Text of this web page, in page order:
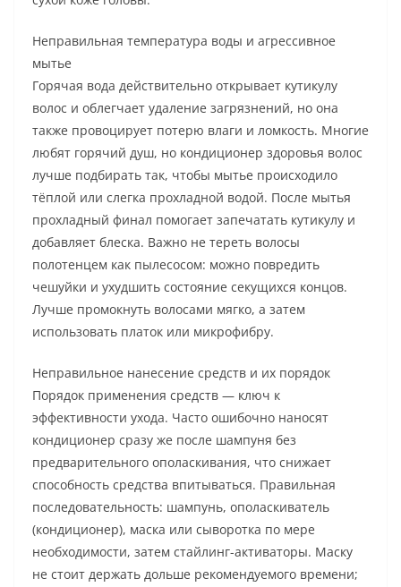
Неправильная температура воды и агрессивное
мытье
Горячая вода действительно открывает кутикулу
волос и облегчает удаление загрязнений, но она
также провоцирует потерю влаги и ломкость. Многие
любят горячий душ, но кондиционер здоровья волос
лучше подбирать так, чтобы мытье происходило
тёплой или слегка прохладной водой. После мытья
прохладный финал помогает запечатать кутикулу и
добавляет блеска. Важно не тереть волосы
полотенцем как пылесосом: можно повредить
чешуйки и ухудшить состояние секущихся концов.
Лучше промокнуть волосами мягко, а затем
использовать платок или микрофибру.
Неправильное нанесение средств и их порядок
Порядок применения средств — ключ к
эффективности ухода. Часто ошибочно наносят
кондиционер сразу же после шампуня без
предварительного ополаскивания, что снижает
способность средства впитываться. Правильная
последовательность: шампунь, ополаскиватель
(кондиционер), маска или сыворотка по мере
необходимости, затем стайлинг-активаторы. Маску
не стоит держать дольше рекомендуемого времени;